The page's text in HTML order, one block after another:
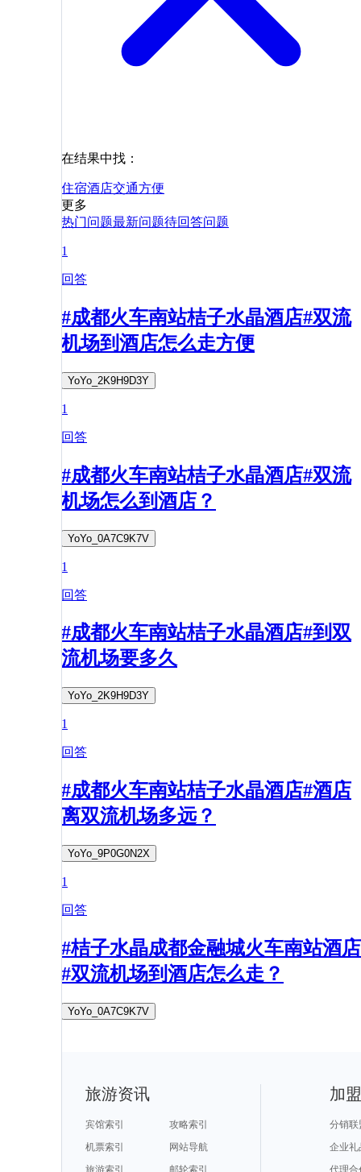
在结果中找：
住宿酒店交通方便
更多
热门问题最新问题待回答问题
1
回答
#成都火车南站桔子水晶酒店#双流
机场到酒店怎么走方便
YoYo_2K9H9D3Y
1
回答
#成都火车南站桔子水晶酒店#双流
机场怎么到酒店？
YoYo_0A7C9K7V
1
回答
#成都火车南站桔子水晶酒店#到双
流机场要多久
YoYo_2K9H9D3Y
1
回答
#成都火车南站桔子水晶酒店#酒店
离双流机场多远？
YoYo_9P0G0N2X
1
回答
#桔子水晶成都金融城火车南站酒店
#双流机场到酒店怎么走？
YoYo_0A7C9K7V
旅游资讯
宾馆索引
攻略索引
机票索引
网站导航
旅游索引
邮轮索引
加
分销联
企业礼
代理合